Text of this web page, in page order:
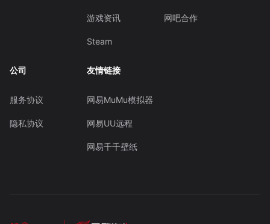
游戏资讯
Steam
网吧合作
公司
服务协议
隐私协议
友情链接
网易MuMu模拟器
网易UU远程
网易千千壁纸